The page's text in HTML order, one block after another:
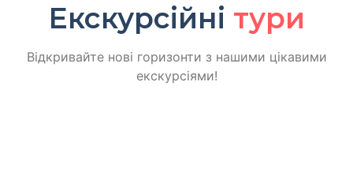
Екскурсійні тури
Відкривайте нові горизонти з нашими цікавими
екскурсіями!